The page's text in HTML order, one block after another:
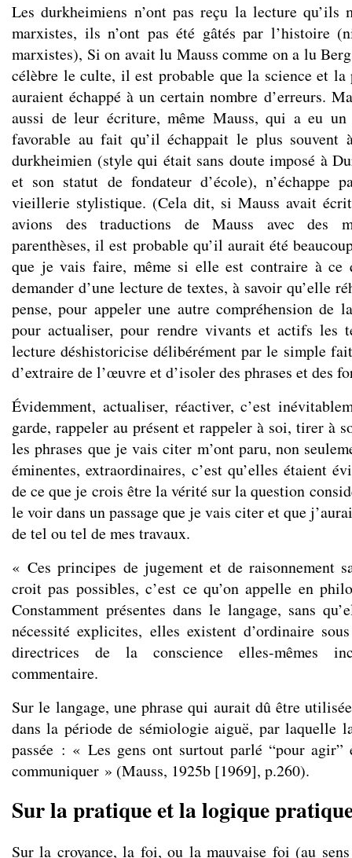
Les durkheimiens n’ont pas reçu la lecture qu’ils
marxistes, ils n’ont pas été gâtés par l’histoire
marxistes), Si on avait lu Mauss comme on a lu
célèbre le culte, il est probable que la science et la
auraient échappé à un certain nombre d’erreurs.
aussi de leur écriture, même Mauss, qui a eu un
favorable au fait qu’il échappait le plus souvent
durkheimien (style qui était sans doute imposé à
et son statut de fondateur d’école), n’échappe
vieillerie stylistique. (Cela dit, si Mauss avait
avions des traductions de Mauss avec des
parenthèses, il est probable qu’il aurait été
que je vais faire, même si elle est contraire à ce
demander d’une lecture de textes, à savoir qu’elle
pense, pour appeler une autre compréhension de
pour actualiser, pour rendre vivants et actifs les
lecture déshistoricise délibérément par le simple
d’extraire de l’œuvre et d’isoler des phrases et des
Évidemment, actualiser, réactiver, c’est
garde, rappeler au présent et rappeler à soi, tirer à
les phrases que je vais citer m’ont paru, non
éminentes, extraordinaires, c’est qu’elles étaient
de ce que je crois être la vérité sur la question
le voir dans un passage que je vais citer et que
de tel ou tel de mes travaux.
« Ces principes de jugement et de raisonnement
croit pas possibles, c’est ce qu’on appelle en
Constamment présentes dans le langage, sans
nécessité explicites, elles existent d’ordinaire
directrices de la conscience elles-mêmes
commentaire.
Sur le langage, une phrase qui aurait dû être
dans la période de sémiologie aiguë, par laquelle
passée : « Les gens ont surtout parlé “pour agir”
communiquer » (Mauss, 1925b [1969], p.260).
Sur la pratique et la logique
Sur la croyance, la foi, ou la mauvaise foi (au